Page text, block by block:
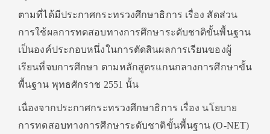
ตามที่ได้มีประกาศกระทรวงศึกษาธิการ เรื่อง สัดส่วน
การใช้ผลการทดสอบทางการศึกษาระดับชาติขั้นพื้นฐาน
เป็นองค์ประกอบหนึ่งในการตัดสินผลการเรียนของผู้
เรียนที่จบการศึกษา ตามหลักสูตรแกนกลางการศึกษาขั้น
พื้นฐาน พุทธศักราช 2551 นั้น
เนื่องจากประกาศกระทรวงศึกษาธิการ เรื่อง นโยบาย
การทดสอบทางการศึกษาระดับชาติขั้นพื้นฐาน (O-NET)